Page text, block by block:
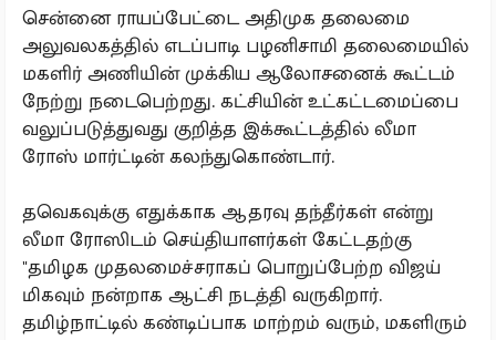
சென்னை ராயப்பேட்டை அதிமுக தலைமை
அலுவலகத்தில் எடப்பாடி பழனிசாமி தலைமையில்
மகளிர் அணியின் முக்கிய ஆலோசனைக் கூட்டம்
நேற்று நடைபெற்றது. கட்சியின் உட்கட்டமைப்பை
வலுப்படுத்துவது குறித்த இக்கூட்டத்தில் லீமா
ரோஸ் மார்ட்டின் கலந்துகொண்டார்.
தவெகவுக்கு எதுக்காக ஆதரவு தந்தீர்கள் என்று
லீமா ரோஸிடம் செய்தியாளர்கள் கேட்டதற்கு
"தமிழக முதலமைச்சராகப் பொறுப்பேற்ற விஜய்
மிகவும் நன்றாக ஆட்சி நடத்தி வருகிறார்.
தமிழ்நாட்டில் கண்டிப்பாக மாற்றம் வரும், மகளிரும்